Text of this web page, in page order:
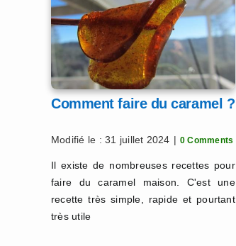
Comment faire du caramel ?
Modifié le : 31 juillet 2024 | 0 Comments
Il existe de nombreuses recettes pour
faire du caramel maison. C'est une
recette très simple, rapide et pourtant
très utile